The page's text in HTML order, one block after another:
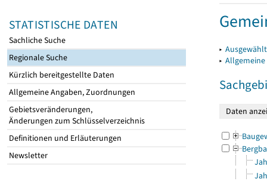
STATISTISCHE DATEN
Sachliche Suche
Regionale Suche
Kürzlich bereitgestellte Daten
Allgemeine Angaben, Zuordnungen
Gebietsveränderungen,
Änderungen zum Schlüsselverzeichnis
Definitionen und Erläuterungen
Newsletter
▸
▸